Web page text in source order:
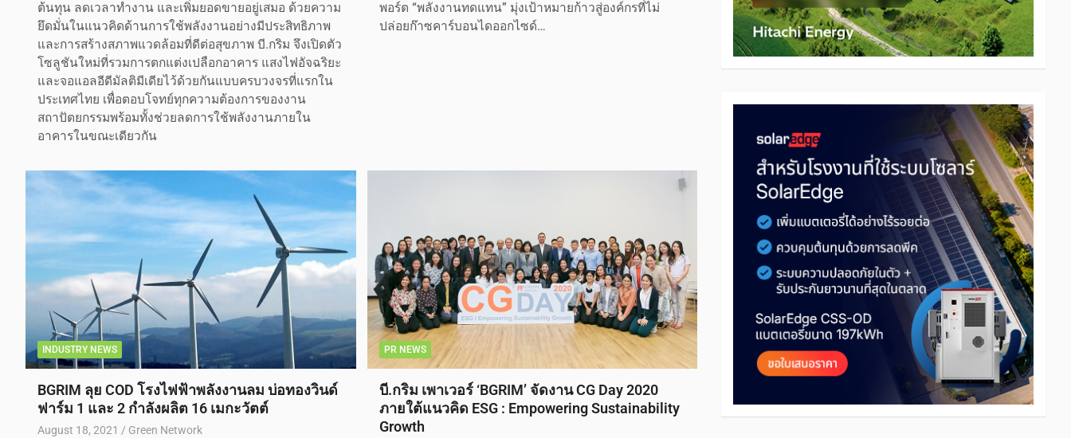
ต้นทุน ลดเวลาทำงาน และเพิ่มยอดขายอยู่เสมอ ด้วยความ
ยึดมั่นในแนวคิดด้านการใช้พลังงานอย่างมีประสิทธิภาพ
และการสร้างสภาพแวดล้อมที่ดีต่อสุขภาพ บี.กริม จึงเปิดตัว
โซลูชันใหม่ที่รวมการตกแต่งเปลือกอาคาร แสงไฟอัจฉริยะ
และจอแอลอีดีมัลติมีเดียไว้ด้วยกันแบบครบวงจรที่แรกใน
ประเทศไทย เพื่อตอบโจทย์ทุกความต้องการของงาน
สถาปัตยกรรมพร้อมทั้งช่วยลดการใช้พลังงานภายใน
อาคารในขณะเดียวกัน
พอร์ต “พลังงานทดแทน” มุ่งเป้าหมายก้าวสู่องค์กรที่ไม่
ปล่อยก๊าซคาร์บอนไดออกไซด์…
INDUSTRY NEWS
BGRIM ลุย COD โรงไฟฟ้าพลังงานลม บ่อทองวินด์
ฟาร์ม 1 และ 2 กำลังผลิต 16 เมกะวัตต์
August 18, 2021 Green Network
PR NEWS
บี.กริม เพาเวอร์ ‘BGRIM’ จัดงาน CG Day 2020
ภายใต้แนวคิด ESG : Empowering Sustainability
Growth